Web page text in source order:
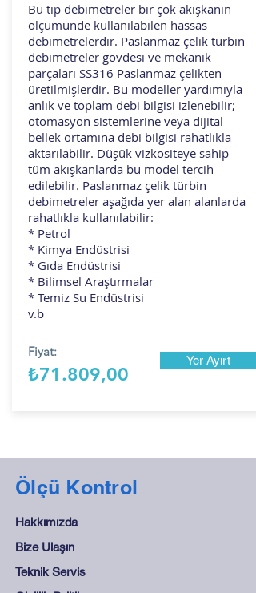
Bu tip debimetreler bir çok akışkanın
ölçümünde kullanılabilen hassas
debimetrelerdir. Paslanmaz çelik türbin
debimetreler gövdesi ve mekanik
parçaları SS316 Paslanmaz çelikten
üretilmişlerdir. Bu modeller yardımıyla
anlık ve toplam debi bilgisi izlenebilir;
otomasyon sistemlerine veya dijital
bellek ortamına debi bilgisi rahatlıkla
aktarılabilir. Düşük vizkositeye sahip
tüm akışkanlarda bu model tercih
edilebilir. Paslanmaz çelik türbin
debimetreler aşağıda yer alan alanlarda
rahatlıkla kullanılabilir:
* Petrol
* Kimya Endüstrisi
* Gıda Endüstrisi
* Bilimsel Araştırmalar
* Temiz Su Endüstrisi
v.b
Fiyat:
₺71.809,00
Yer Ayırt
Ölçü Kontrol
Hakkımızda
Bize Ulaşın
Teknik Servis